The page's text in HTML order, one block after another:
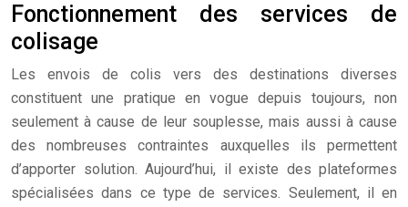
Fonctionnement des services de
colisage
Les envois de colis vers des destinations diverses
constituent une pratique en vogue depuis toujours, non
seulement à cause de leur souplesse, mais aussi à cause
des nombreuses contraintes auxquelles ils permettent
d’apporter solution. Aujourd’hui, il existe des plateformes
spécialisées dans ce type de services. Seulement, il en